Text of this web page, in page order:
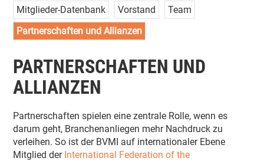
Mitglieder-Datenbank Vorstand
Team
Partnerschaften und Allianzen
PARTNERSCHAFTEN UND
ALLIANZEN
Partnerschaften spielen eine zentrale Rolle, wenn es
darum geht, Branchenanliegen mehr Nachdruck zu
verleihen. So ist der BVMI auf internationaler Ebene
Mitglied der International Federation of the